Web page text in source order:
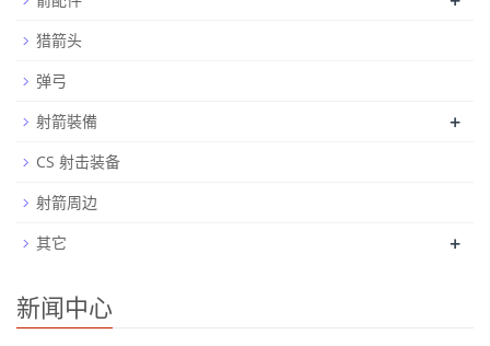
猎箭头
弹弓
射箭裝備
+
CS 射击装备
射箭周边
其它
+
新闻中心